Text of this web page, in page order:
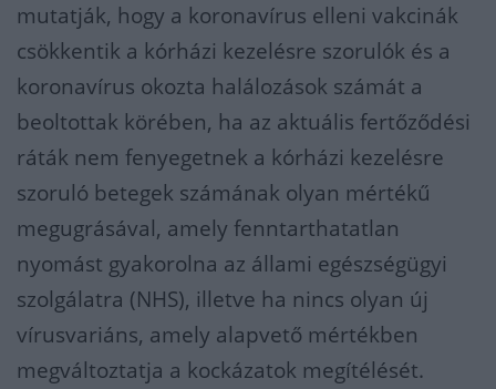
mutatják, hogy a koronavírus elleni vakcinák
csökkentik a kórházi kezelésre szorulók és a
koronavírus okozta halálozások számát a
beoltottak körében, ha az aktuális fertőződési
ráták nem fenyegetnek a kórházi kezelésre
szoruló betegek számának olyan mértékű
megugrásával, amely fenntarthatatlan
nyomást gyakorolna az állami egészségügyi
szolgálatra (NHS), illetve ha nincs olyan új
vírusvariáns, amely alapvető mértékben
megváltoztatja a kockázatok megítélését.